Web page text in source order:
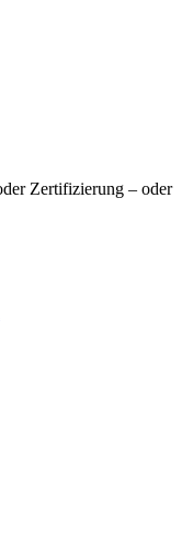
Zertifizierung – oder